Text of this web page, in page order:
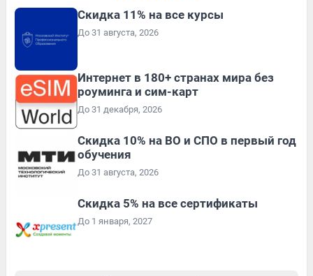
Скидка 11% на все курсы
До 31 августа, 2026
Интернет в 180+ странах мира без
роуминга и сим-карт
До 31 декабря, 2026
Скидка 10% на ВО и СПО в первый год
обучения
До 31 августа, 2026
Скидка 5% на все сертификаты
До 1 января, 2027